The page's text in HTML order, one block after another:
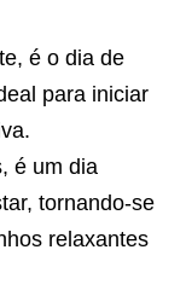
é o dia de
para iniciar
é um dia
tornando-se
relaxantes